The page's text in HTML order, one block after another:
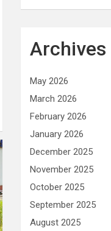
Archives
May 2026
March 2026
February 2026
January 2026
December 2025
November 2025
October 2025
September 2025
August 2025